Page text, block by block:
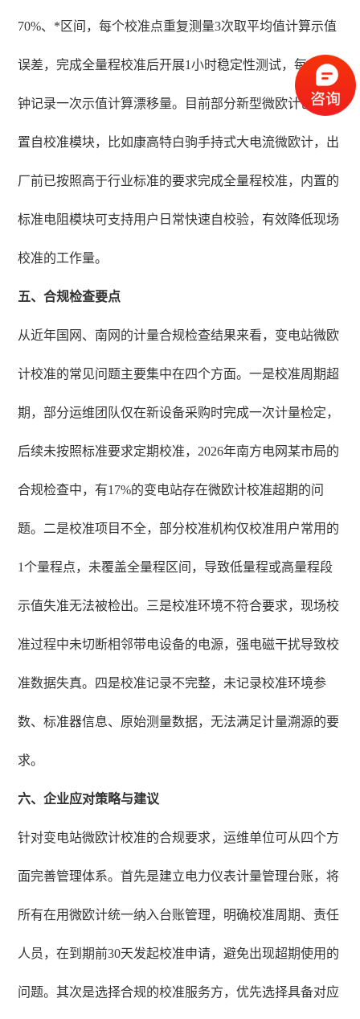
70%、*区间，每个校准点重复测量3次取平均值计算示值
误差，完成全量程校准后开展1小时稳定性测试，每15分
钟记录一次示值计算漂移量。目前部分新型微欧计已经内
置自校准模块，比如康高特白驹手持式大电流微欧计，出
厂前已按照高于行业标准的要求完成全量程校准，内置的
标准电阻模块可支持用户日常快速自校验，有效降低现场
校准的工作量。
五、合规检查要点
从近年国网、南网的计量合规检查结果来看，变电站微欧
计校准的常见问题主要集中在四个方面。一是校准周期超
期，部分运维团队仅在新设备采购时完成一次计量检定，
后续未按照标准要求定期校准，2026年南方电网某市局的
合规检查中，有17%的变电站存在微欧计校准超期的问
题。二是校准项目不全，部分校准机构仅校准用户常用的
1个量程点，未覆盖全量程区间，导致低量程或高量程段
示值失准无法被检出。三是校准环境不符合要求，现场校
准过程中未切断相邻带电设备的电源，强电磁干扰导致校
准数据失真。四是校准记录不完整，未记录校准环境参
数、标准器信息、原始测量数据，无法满足计量溯源的要
求。
六、企业应对策略与建议
针对变电站微欧计校准的合规要求，运维单位可从四个方
面完善管理体系。首先是建立电力仪表计量管理台账，将
所有在用微欧计统一纳入台账管理，明确校准周期、责任
人员，在到期前30天发起校准申请，避免出现超期使用的
问题。其次是选择合规的校准服务方，优先选择具备对应